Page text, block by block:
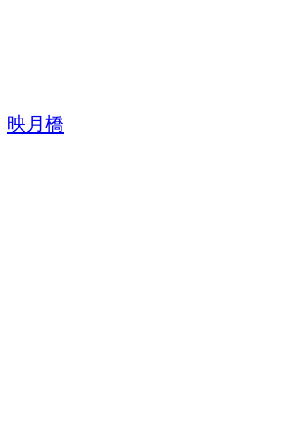
映月橋